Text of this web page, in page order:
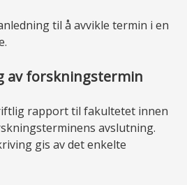
til å avvikle termin i en
av forskningstermin
rapport til fakultetet innen
avslutning.
gis av det enkelte